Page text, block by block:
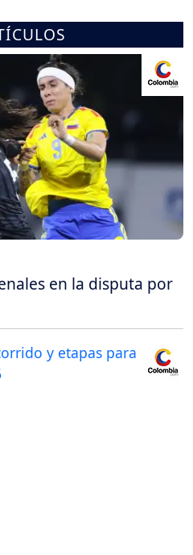
en la disputa por